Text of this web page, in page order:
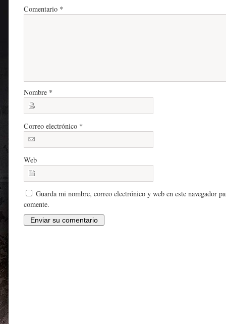
Comentario *
Nombre *
Correo electrónico *
Web
Guarda mi nombre, correo electrónico y web en este navegador
comente.